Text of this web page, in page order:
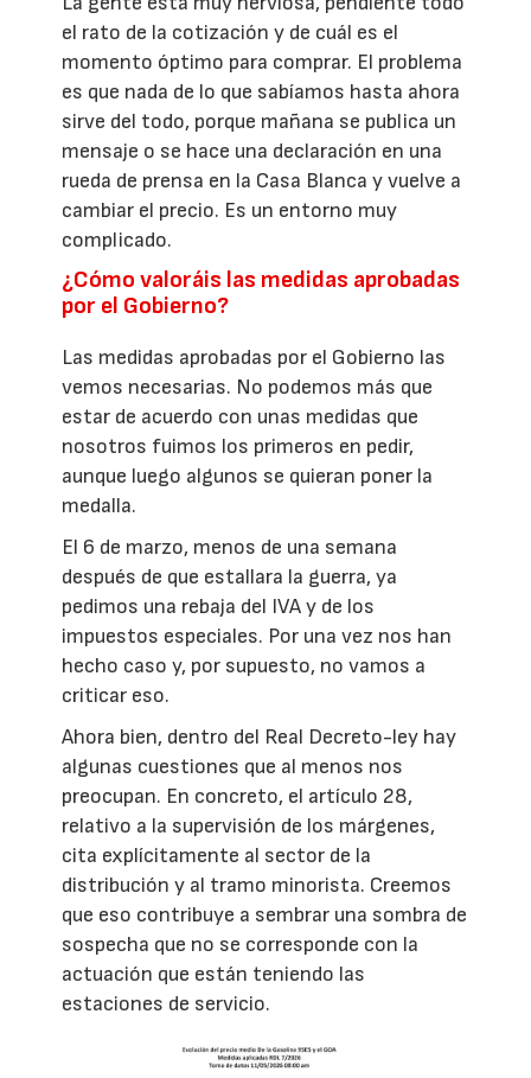
el rato de la cotización y de cuál es el
momento óptimo para comprar. El problema
es que nada de lo que sabíamos hasta ahora
sirve del todo, porque mañana se publica un
mensaje o se hace una declaración en una
rueda de prensa en la Casa Blanca y vuelve a
cambiar el precio. Es un entorno muy
complicado.
¿Cómo valoráis las medidas aprobadas
por el Gobierno?
Las medidas aprobadas por el Gobierno las
vemos necesarias. No podemos más que
estar de acuerdo con unas medidas que
nosotros fuimos los primeros en pedir,
aunque luego algunos se quieran poner la
medalla.
El 6 de marzo, menos de una semana
después de que estallara la guerra, ya
pedimos una rebaja del IVA y de los
impuestos especiales. Por una vez nos han
hecho caso y, por supuesto, no vamos a
criticar eso.
Ahora bien, dentro del Real Decreto-ley hay
algunas cuestiones que al menos nos
preocupan. En concreto, el artículo 28,
relativo a la supervisión de los márgenes,
cita explícitamente al sector de la
distribución y al tramo minorista. Creemos
que eso contribuye a sembrar una sombra de
sospecha que no se corresponde con la
actuación que están teniendo las
estaciones de servicio.